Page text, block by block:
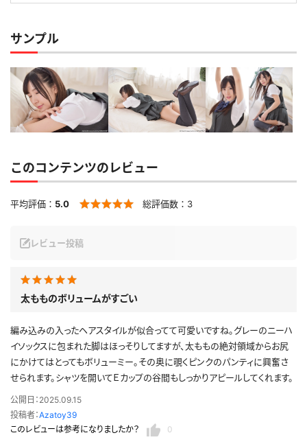
サンプル
このコンテンツのレビュー
平均評価： 5.0 総評価数： 3
レビュー投稿
太もものボリュームがすごい
編み込みの入ったヘアスタイルが似合ってて可愛いですね。グレーのニーハ
イソックスに包まれた脚はほっそりしてますが、太ももの絶対領域からお尻
にかけてはとってもボリューミー。その奥に覗くピンクのパンティに興奮さ
せられます。シャツを開いてＥカップの谷間もしっかりアピールしてくれます。
公開日：2025.09.15
投稿者：Azatoy39
このレビューは参考になりましたか？
0